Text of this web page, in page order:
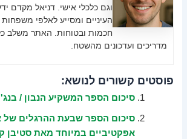
וגם כלכלי אישי. דניאל מקדם
העיניים ומסייע לאלפי
חכמות ובטוחות. האתר משלב
מדריכים ועדכונים מהשטח.
פוסטים קשורים לנושא:
סיכום הספר המשקיע הנבון /
סיכום הספר שבעת ההרגלים של
אפקטיביים במיוחד מאת סטיבן